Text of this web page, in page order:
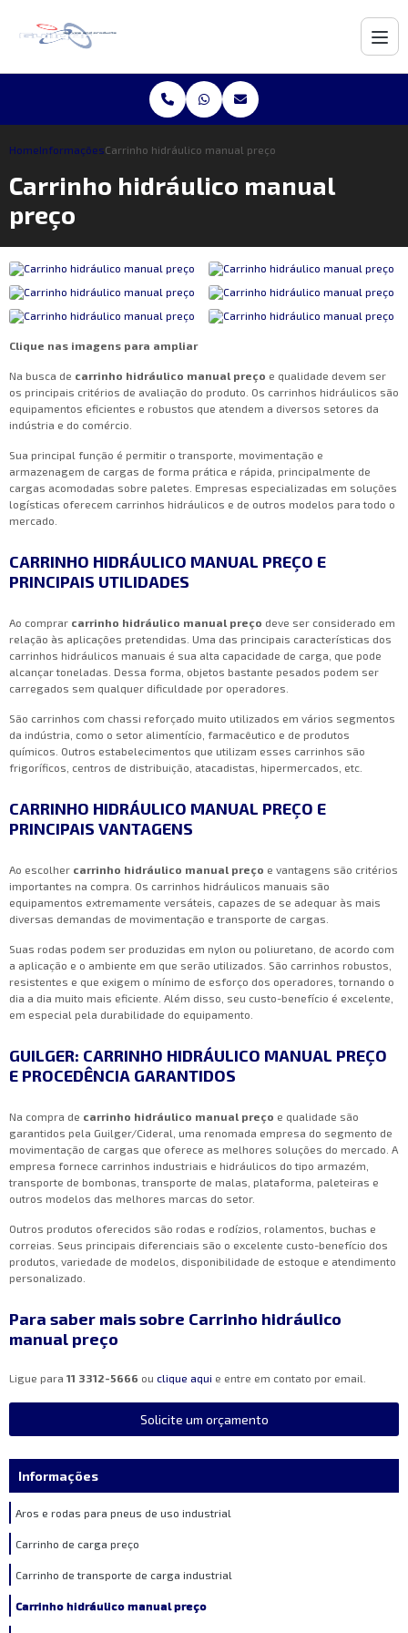
HomeInformaçõesCarrinho hidráulico manual preço
Carrinho hidráulico manual
preço
Clique nas imagens para ampliar
Na busca de carrinho hidráulico manual preço e qualidade devem ser
os principais critérios de avaliação do produto. Os carrinhos hidráulicos são
equipamentos eficientes e robustos que atendem a diversos setores da
indústria e do comércio.
Sua principal função é permitir o transporte, movimentação e
armazenagem de cargas de forma prática e rápida, principalmente de
cargas acomodadas sobre paletes. Empresas especializadas em soluções
logísticas oferecem carrinhos hidráulicos e de outros modelos para todo o
mercado.
CARRINHO HIDRÁULICO MANUAL PREÇO E
PRINCIPAIS UTILIDADES
Ao comprar carrinho hidráulico manual preço deve ser considerado em
relação às aplicações pretendidas. Uma das principais características dos
carrinhos hidráulicos manuais é sua alta capacidade de carga, que pode
alcançar toneladas. Dessa forma, objetos bastante pesados podem ser
carregados sem qualquer dificuldade por operadores.
São carrinhos com chassi reforçado muito utilizados em vários segmentos
da indústria, como o setor alimentício, farmacêutico e de produtos
químicos. Outros estabelecimentos que utilizam esses carrinhos são
frigoríficos, centros de distribuição, atacadistas, hipermercados, etc.
CARRINHO HIDRÁULICO MANUAL PREÇO E
PRINCIPAIS VANTAGENS
Ao escolher carrinho hidráulico manual preço e vantagens são critérios
importantes na compra. Os carrinhos hidráulicos manuais são
equipamentos extremamente versáteis, capazes de se adequar às mais
diversas demandas de movimentação e transporte de cargas.
Suas rodas podem ser produzidas em nylon ou poliuretano, de acordo com
a aplicação e o ambiente em que serão utilizados. São carrinhos robustos,
resistentes e que exigem o mínimo de esforço dos operadores, tornando o
dia a dia muito mais eficiente. Além disso, seu custo-benefício é excelente,
em especial pela durabilidade do equipamento.
GUILGER: CARRINHO HIDRÁULICO MANUAL PREÇO
E PROCEDÊNCIA GARANTIDOS
Na compra de carrinho hidráulico manual preço e qualidade são
garantidos pela Guilger/Cideral, uma renomada empresa do segmento de
movimentação de cargas que oferece as melhores soluções do mercado. A
empresa fornece carrinhos industriais e hidráulicos do tipo armazém,
transporte de bombonas, transporte de malas, plataforma, paleteiras e
outros modelos das melhores marcas do setor.
Outros produtos oferecidos são rodas e rodízios, rolamentos, buchas e
correias. Seus principais diferenciais são o excelente custo-benefício dos
produtos, variedade de modelos, disponibilidade de estoque e atendimento
personalizado.
Para saber mais sobre Carrinho hidráulico
manual preço
Ligue para 11 3312-5666 ou clique aqui e entre em contato por email.
Solicite um orçamento
Informações
Aros e rodas para pneus de uso industrial
Carrinho de carga preço
Carrinho de transporte de carga industrial
Carrinho hidráulico manual preço